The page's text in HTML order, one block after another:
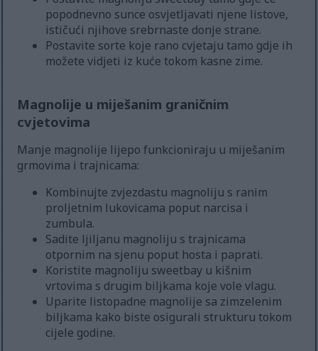
popodnevno sunce osvjetljavati njene listove,
ističući njihove srebrnaste donje strane.
Postavite sorte koje rano cvjetaju tamo gdje ih
možete vidjeti iz kuće tokom kasne zime.
Magnolije u miješanim graničnim
cvjetovima
Manje magnolije lijepo funkcioniraju u miješanim
grmovima i trajnicama:
Kombinujte zvjezdastu magnoliju s ranim
proljetnim lukovicama poput narcisa i
zumbula.
Sadite ljiljanu magnoliju s trajnicama
otpornim na sjenu poput hosta i paprati.
Koristite magnoliju sweetbay u kišnim
vrtovima s drugim biljkama koje vole vlagu.
Uparite listopadne magnolije sa zimzelenim
biljkama kako biste osigurali strukturu tokom
cijele godine.